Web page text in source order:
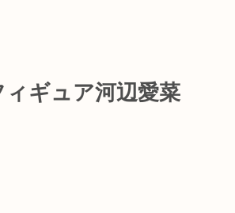
ィギュア河辺愛菜